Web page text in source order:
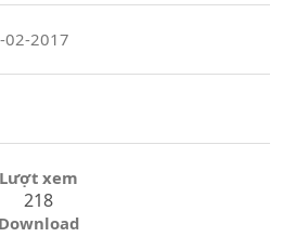
2017
Lượt xem
218
Download